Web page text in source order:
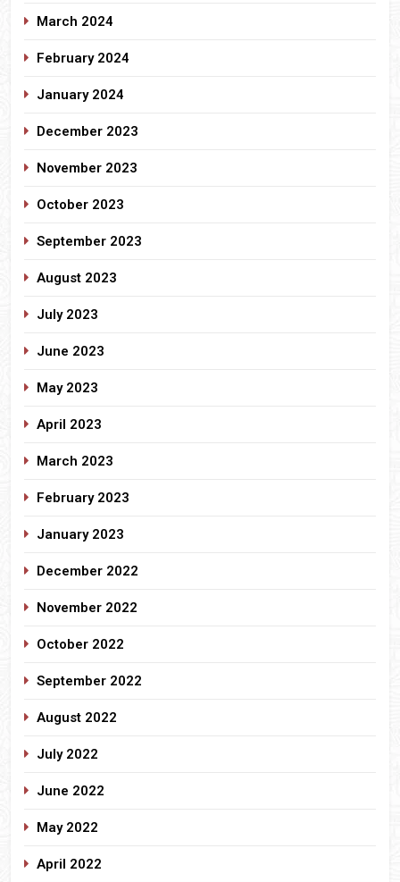
March 2024
February 2024
January 2024
December 2023
November 2023
October 2023
September 2023
August 2023
July 2023
June 2023
May 2023
April 2023
March 2023
February 2023
January 2023
December 2022
November 2022
October 2022
September 2022
August 2022
July 2022
June 2022
May 2022
April 2022